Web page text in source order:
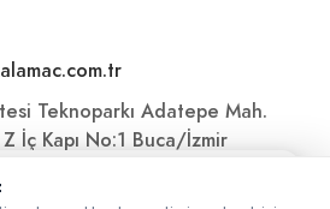
Teknoparkı Adatepe Mah.
İç Kapı No:1 Buca/İzmir
keşfedin!